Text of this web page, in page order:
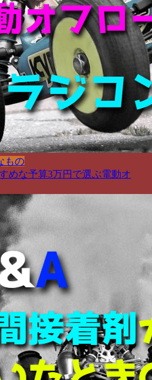
もの
めな予算3万円で選ぶ電動オ